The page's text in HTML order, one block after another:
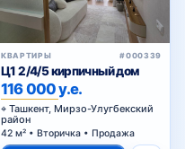
КВАРТИРЫ #000339
Ц1 2/4/5 кирпичный дом
116 000 у.е.
Ташкент, Мирзо-Улугбекский
район
42 м² • Вторичка • Продажа